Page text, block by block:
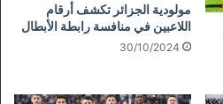
مولودية الجزائر تكشف أرقام
اللاعبين في منافسة رابطة الأبطال
30/10/2024